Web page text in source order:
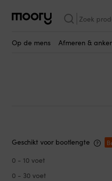
Zoeken
naar:
Op de mens Afmeren &
Dan-
Geschikt voor bootlengte
0 - 10 voet
0 - 30 voet